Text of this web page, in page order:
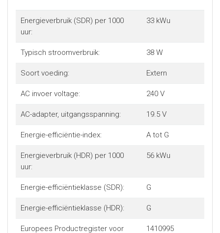
Energieverbruik (SDR) per 1000
uur:
33 kWu
Typisch stroomverbruik: 38 W
Soort voeding: Extern
AC invoer voltage: 240 V
AC-adapter, uitgangsspanning: 19.5 V
Energie-efficiëntie-index: A tot G
Energieverbruik (HDR) per 1000
uur:
56 kWu
Energie-efficiëntieklasse (SDR): G
Energie-efficiëntieklasse (HDR): G
Europees Productregister voor 1410995